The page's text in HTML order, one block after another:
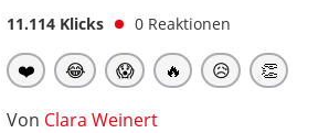
11.114 Klicks 0 Reaktionen
❤️ 😂 😱 🔥 😥 👏
Von Clara Weinert